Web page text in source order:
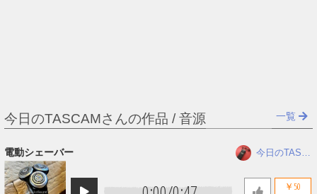
今日のTASCAMさんの作品 / 音源 一覧
電動シェーバー
今日のTASC
￥50